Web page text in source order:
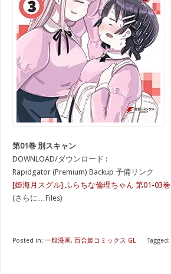
第01巻 別スキャン
DOWNLOAD/ダウンロード :
Rapidgator (Premium) Backup 予備リンク
[姫海月スグル] ふらちな倫理ちゃん 第01-03巻
(さらに…Files)
Posted in: 一般漫画, 百合姫コミックス GL ⋅ Tagged: